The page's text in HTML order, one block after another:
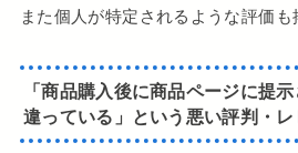
また個人が特定されるような評価も
「商品購入後に商品ページに提
違っている」という悪い評判・